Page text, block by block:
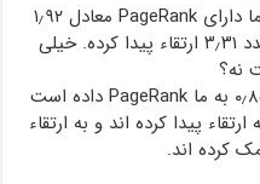
در مثال ۵ صفحه Home سایت شما دارای PageRank معادل ۱٫۹۲
بود . اما در اینجا PageRank به عدد ۳٫۳۱ ارتقاء پیدا کرده. خیلی
نه؟
ضمنا نه تنها سایت مذکور معادل ۰٫۸۵ به ما PageRank داده است
پیدا کرده اند و به ارتقاء